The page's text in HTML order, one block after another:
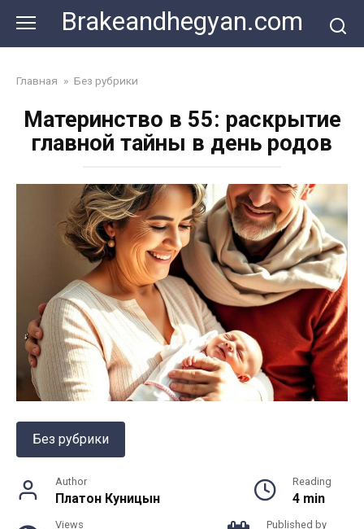
content
Brakeandhegyan.com
Главная » Без рубрики
Материнство в 55: раскрытие
главной тайны в день родов
Без рубрики
Author
Платон Куницын
Reading
4 min
Views Published by